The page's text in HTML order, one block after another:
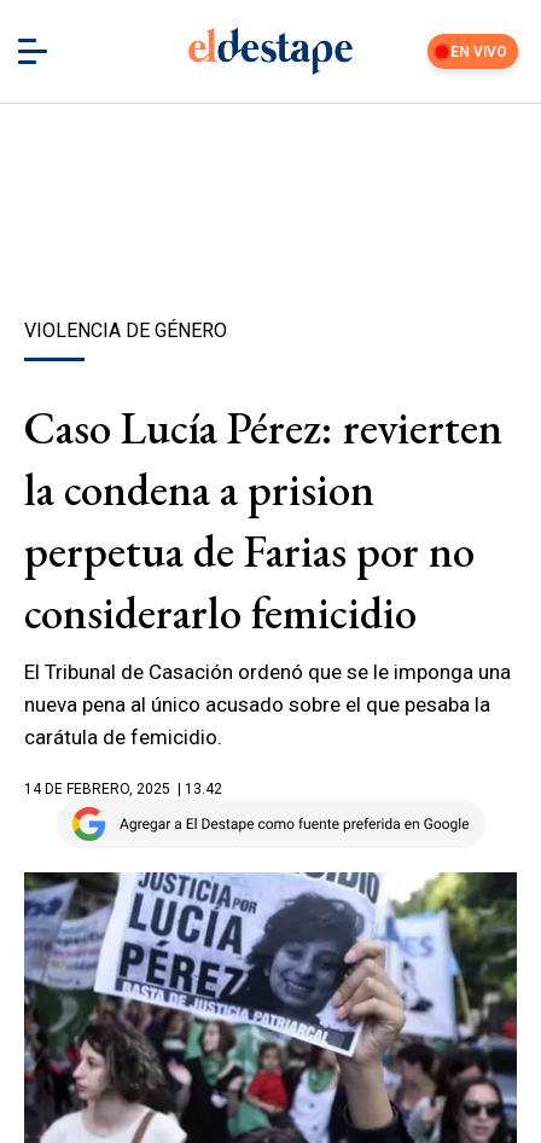
EN VIVO
VIOLENCIA DE GÉNERO
Caso Lucía Pérez: revierten
la condena a prision
perpetua de Farias por no
considerarlo femicidio
El Tribunal de Casación ordenó que se le imponga una
nueva pena al único acusado sobre el que pesaba la
carátula de femicidio.
14 DE FEBRERO, 2025 | 13.42